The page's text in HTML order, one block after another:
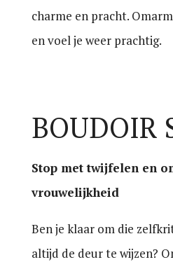
charme en pracht.
en voel je weer prachtig.
BOUDOIR
Stop met twijfelen en
vrouwelijkheid
Ben je klaar om die
altijd de deur te wijzen?